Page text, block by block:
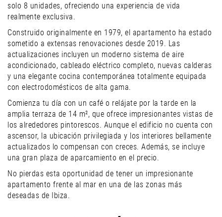
solo 8 unidades, ofreciendo una experiencia de vida
realmente exclusiva.
Construido originalmente en 1979, el apartamento ha estado
sometido a extensas renovaciones desde 2019. Las
actualizaciones incluyen un moderno sistema de aire
acondicionado, cableado eléctrico completo, nuevas calderas
y una elegante cocina contemporánea totalmente equipada
con electrodomésticos de alta gama.
Comienza tu día con un café o relájate por la tarde en la
amplia terraza de 14 m², que ofrece impresionantes vistas de
los alrededores pintorescos. Aunque el edificio no cuenta con
ascensor, la ubicación privilegiada y los interiores bellamente
actualizados lo compensan con creces. Además, se incluye
una gran plaza de aparcamiento en el precio.
No pierdas esta oportunidad de tener un impresionante
apartamento frente al mar en una de las zonas más
deseadas de Ibiza.